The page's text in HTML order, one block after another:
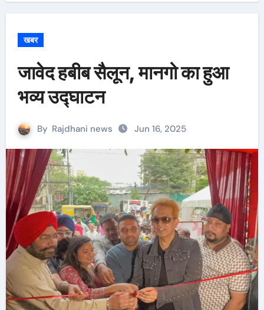
खबर
जावेद हबीब सैलून, मानगो का हुआ
भव्य उद्घाटन
By Rajdhani news Jun 16, 2025